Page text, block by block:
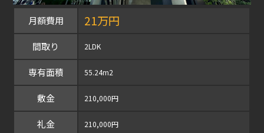
月額費用 21万円
間取り 2LDK
専有面積 55.24m2
敷金 210,000円
礼金 210,000円